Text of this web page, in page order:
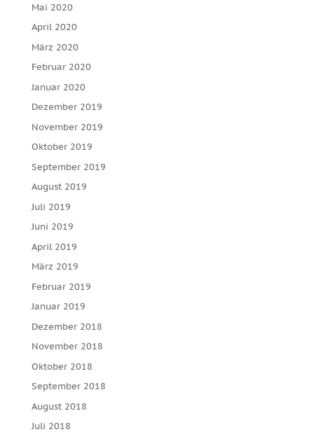
Mai 2020
April 2020
März 2020
Februar 2020
Januar 2020
Dezember 2019
November 2019
Oktober 2019
September 2019
August 2019
Juli 2019
Juni 2019
April 2019
März 2019
Februar 2019
Januar 2019
Dezember 2018
November 2018
Oktober 2018
September 2018
August 2018
Juli 2018